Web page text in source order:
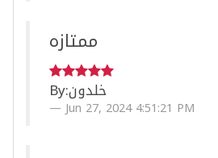
ممتازه
By:خلدون
Jun 27, 2024 4:51:21 PM